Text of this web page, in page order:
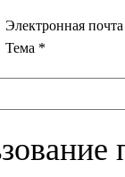
Электронная почта
Тема *